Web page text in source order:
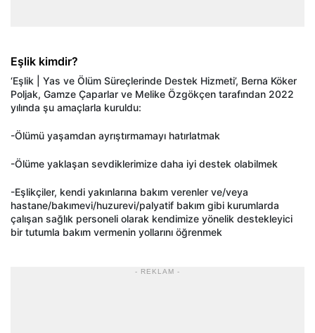
Eşlik kimdir?
‘Eşlik | Yas ve Ölüm Süreçlerinde Destek Hizmeti’, Berna Köker
Poljak, Gamze Çaparlar ve Melike Özgökçen tarafından 2022
yılında şu amaçlarla kuruldu:
-Ölümü yaşamdan ayrıştırmamayı hatırlatmak
-Ölüme yaklaşan sevdiklerimize daha iyi destek olabilmek
-Eşlikçiler, kendi yakınlarına bakım verenler ve/veya
hastane/bakımevi/huzurevi/palyatif bakım gibi kurumlarda
çalışan sağlık personeli olarak kendimize yönelik destekleyici
bir tutumla bakım vermenin yollarını öğrenmek
- REKLAM -